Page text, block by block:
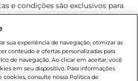
e condições são exclusivos para
durante o dia de hoje, podendo
notificação. Proibida a venda
II (Estatuto da Criança e do
exclusivos para o
sofrer alterações sem aviso
sua experiência de navegação, otimizar as
conteúdo e ofertas personalizadas para
de navegação. Ao clicar em aceitar, você
em seu dispositivo. Para informações
cookies, consulte nossa Política de